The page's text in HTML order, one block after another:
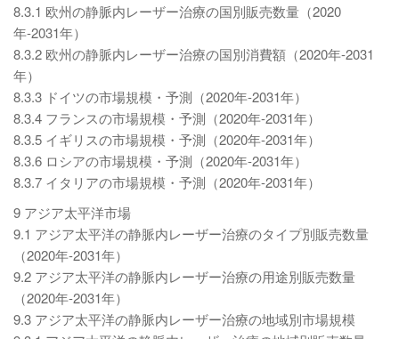
8.3.1 欧州の静脈内レーザー治療の国別販売数量（2020
年-2031年）
8.3.2 欧州の静脈内レーザー治療の国別消費額（2020年-2031
年）
8.3.3 ドイツの市場規模・予測（2020年-2031年）
8.3.4 フランスの市場規模・予測（2020年-2031年）
8.3.5 イギリスの市場規模・予測（2020年-2031年）
8.3.6 ロシアの市場規模・予測（2020年-2031年）
8.3.7 イタリアの市場規模・予測（2020年-2031年）
9 アジア太平洋市場
9.1 アジア太平洋の静脈内レーザー治療のタイプ別販売数量
（2020年-2031年）
9.2 アジア太平洋の静脈内レーザー治療の用途別販売数量
（2020年-2031年）
9.3 アジア太平洋の静脈内レーザー治療の地域別市場規模